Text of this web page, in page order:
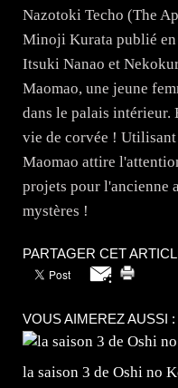
Nazotoki Techo (The
Minoji Kurata publié en
Itsuki Nanao et
Maomao, une jeune
dans le palais intérieur.
vie de corvée !
Maomao attire
projets pour l'ancienne
mystères !
PARTAGER CET
VOUS AIMEREZ AUSSI :
la saison 3 de Oshi no